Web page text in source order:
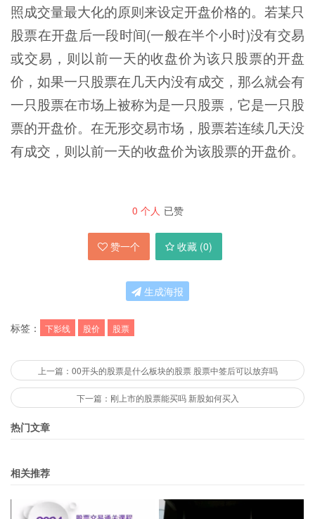
照成交量最大化的原则来设定开盘价格的。若某只
股票在开盘后一段时间(一般在半个小时)没有交易
或交易，则以前一天的收盘价为该只股票的开盘
价，如果一只股票在几天内没有成交，那么就会有
一只股票在市场上被称为是一只股票，它是一只股
票的开盘价。在无形交易市场，股票若连续几天没
有成交，则以前一天的收盘价为该股票的开盘价。
0 个人 已赞
赞一个 收藏 (0)
生成海报
标签： 下影线 股价 股票
上一篇：00开头的股票是什么板块的股票 股票中签后可以放弃吗
下一篇：刚上市的股票能买吗 新股如何买入
热门文章
相关推荐